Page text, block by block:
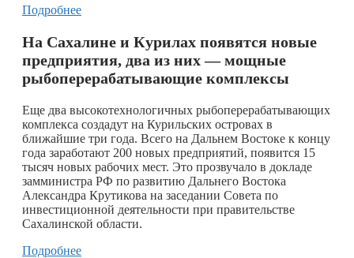
Подробнее
На Сахалине и Курилах появятся новые
предприятия, два из них — мощные
рыбоперерабатывающие комплексы
Еще два высокотехнологичных рыбоперерабатывающих
комплекса создадут на Курильских островах в
ближайшие три года. Всего на Дальнем Востоке к концу
года заработают 200 новых предприятий, появится 15
тысяч новых рабочих мест. Это прозвучало в докладе
замминистра РФ по развитию Дальнего Востока
Александра Крутикова на заседании Совета по
инвестиционной деятельности при правительстве
Сахалинской области.
Подробнее